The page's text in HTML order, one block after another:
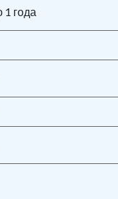
1 года